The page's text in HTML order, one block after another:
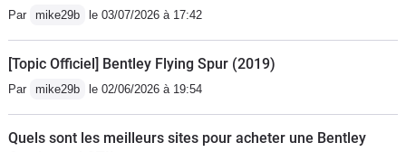
Par mike29b le 03/07/2026 à 17:42
[Topic Officiel] Bentley Flying Spur (2019)
Par mike29b le 02/06/2026 à 19:54
Quels sont les meilleurs sites pour acheter une Bentley